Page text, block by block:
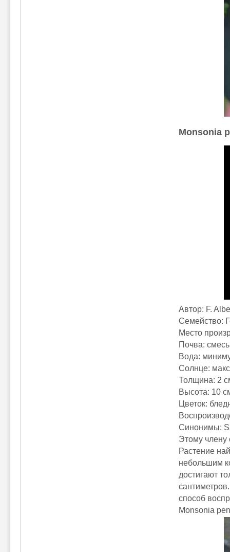
Monsonia
Автор: F.
Семейство:
Место
Почва: смесь
Вода:
Солнце:
Толщина: 2
Высота: 10
Цветок:
Синонимы:
Этому члену
Растение
небольшим
достигают
способ
Monsonia